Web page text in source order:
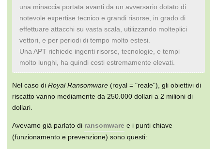
una minaccia portata avanti da un avversario dotato di
notevole expertise tecnico e grandi risorse, in grado di
effettuare attacchi su vasta scala, utilizzando molteplici
vettori, e per periodi di tempo molto estesi.
Una APT richiede ingenti risorse, tecnologie, e tempi
molto lunghi, ha quindi costi estremamente elevati.
Nel caso di Royal Ransomware (royal = "reale"), gli obiettivi di
riscatto vanno mediamente da 250.000 dollari a 2 milioni di
dollari.
Avevamo già parlato di ransomware e i punti chiave
(funzionamento e prevenzione) sono questi: